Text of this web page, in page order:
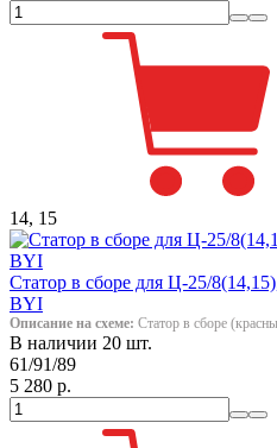
14, 15
Статор в сборе для Ц-25/
BYI
Описание на схеме: Статор в сборе
В наличии 20 шт.
61/91/89
5 280 р.